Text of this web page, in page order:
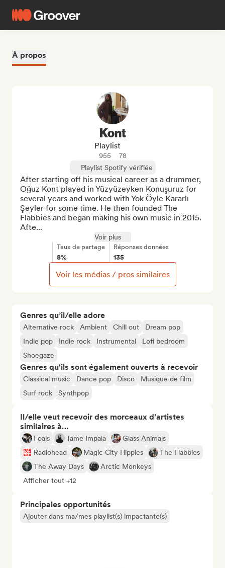
À propos
Genres qu’il/elle adore
Alternative rock Ambient Chill out
Dream pop
Indie pop
Indie rock Instrumental
Lofi bedroom
Shoegaze
Genres qu'ils sont également ouverts à recevoir
Classical music Dance pop Disco
Musique de film
Surf rock
Synthpop
Il/elle veut recevoir des morceaux d’artistes
similaires à…
Foals Tame Impala
Glass Animals
Radiohead
Magic City Hippies
The Flabbies
The Away Days
Arctic Monkeys
Afficher tout +12
Principales opportunités
Ajouter dans ma/mes playlist(s) impactante(s)
Kont
Playlist
955
78
Playlist Spotify vérifiée
After starting off his musical career as a drummer,
Oğuz Kont played in Yüzyüzeyken Konuşuruz for
several years and worked with Yok Öyle Kararlı
Şeyler for some time. He then founded The
Flabbies and began making his own music in 2015.
Afte...
Voir plus
Taux de partage
8%
Réponses données
135
Voir les médias / pros similaires